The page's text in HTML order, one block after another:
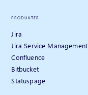
PRODUKTER
Jira
Jira Service Management
Confluence
Bitbucket
Statuspage